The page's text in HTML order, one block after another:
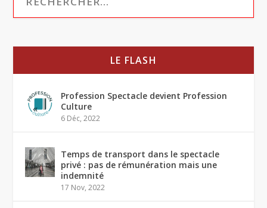
LE FLASH
Profession Spectacle devient Profession
Culture
6 Déc, 2022
Temps de transport dans le spectacle
privé : pas de rémunération mais une
indemnité
17 Nov, 2022